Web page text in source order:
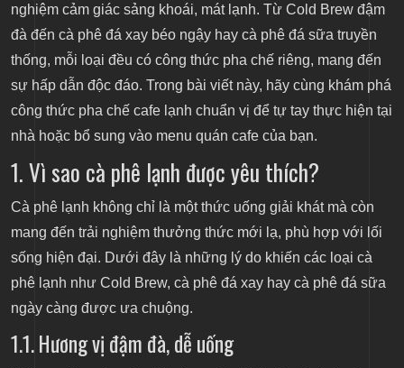
1.3. Đa dạng công thức, dễ kết hợp với nhiều
nguyên liệu
1.4. Tiện lợi, có thể chuẩn bị trước
2. Công thức pha chế cafe lạnh phổ biến nhất
2.1. Công thức pha chế Cold Brew
2.2. Công thức pha chế cà phê đá xay (Ice Blended
Coffee)
2.3. Công thức pha chế cà phê đá sữa truyền
3.1. Chọn loại cà phê phù hợp
nghiệm cảm giác sảng khoái, mát lạnh. Từ Cold Brew đậm
đà đến cà phê đá xay béo ngậy hay cà phê đá sữa truyền
thống, mỗi loại đều có công thức pha chế riêng, mang đến
sự hấp dẫn độc đáo. Trong bài viết này, hãy cùng khám phá
công thức pha chế cafe lạnh chuẩn vị để tự tay thực hiện tại
nhà hoặc bổ sung vào menu quán cafe của bạn.
1. Vì sao cà phê lạnh được yêu thích?
Cà phê lạnh không chỉ là một thức uống giải khát mà còn
mang đến trải nghiệm thưởng thức mới lạ, phù hợp với lối
sống hiện đại. Dưới đây là những lý do khiến các loại cà
phê lạnh như Cold Brew, cà phê đá xay hay cà phê đá sữa
ngày càng được ưa chuộng.
1.1. Hương vị đậm đà, dễ uống